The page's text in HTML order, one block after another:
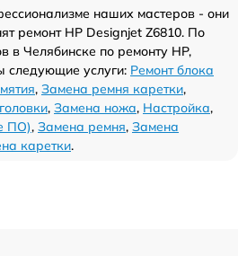
наших мастеров - они
ремонт HP Designjet Z6810. По
в Челябинске по ремонту HP,
следующие услуги: Ремонт блока
, Замена ремня каретки,
, Замена ножа, Настройка,
ПО), Замена ремня, Замена
каретки.